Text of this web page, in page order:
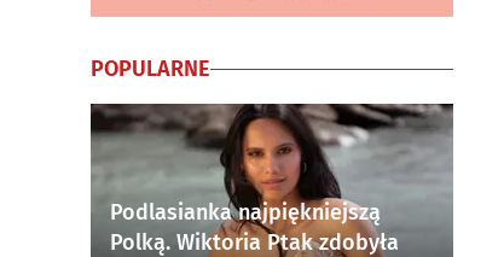
POPULARNE
Podlasianka najpiękniejszą
Polką. Wiktoria Ptak zdobyła